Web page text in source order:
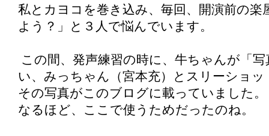
私とカヨコを巻き込み、毎回、開演前の楽
よう？」と３人で悩んでいます。
この間、発声練習の時に、牛ちゃんが「
い、みっちゃん（宮本充）とスリーショ
その写真がこのブログに載っていました。
なるほど、ここで使うためだったのね。